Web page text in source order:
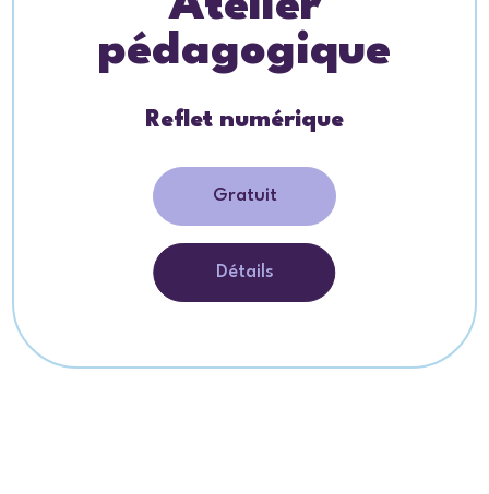
pédagogique
Reflet numérique
Gratuit
Détails